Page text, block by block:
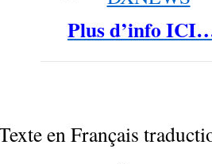
Plus d’info
en Français